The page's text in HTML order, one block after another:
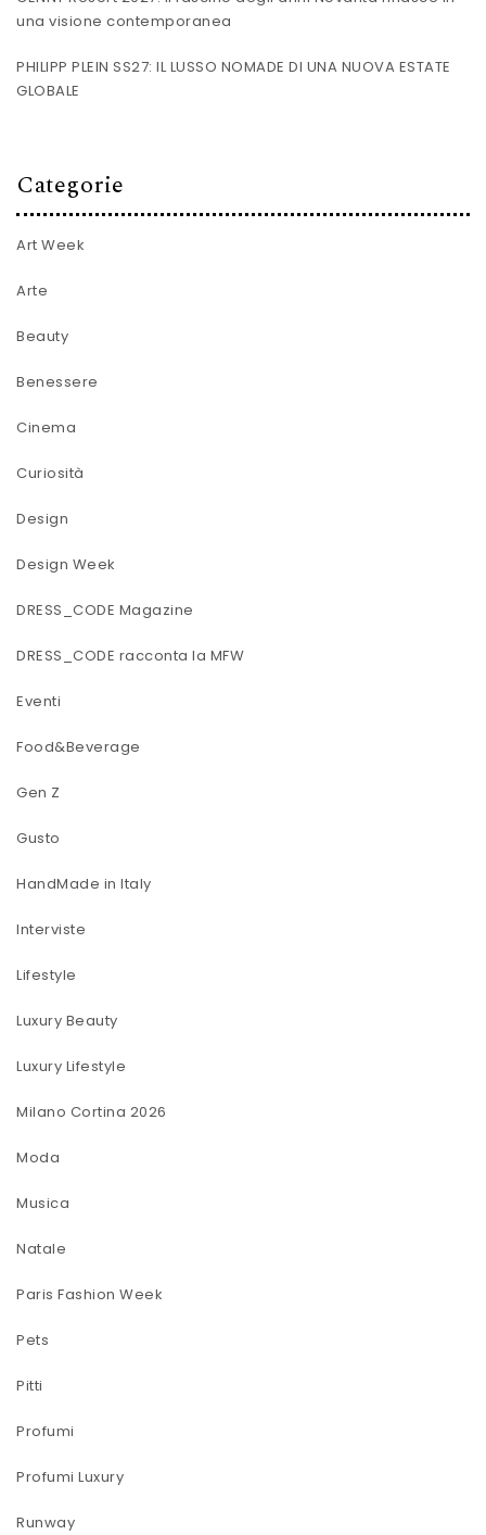
una visione contemporanea
PHILIPP PLEIN SS27: IL LUSSO NOMADE DI UNA NUOVA ESTATE
GLOBALE
Categorie
Art Week
Arte
Beauty
Benessere
Cinema
Curiosità
Design
Design Week
DRESS_CODE Magazine
DRESS_CODE racconta la MFW
Eventi
Food&Beverage
Gen Z
Gusto
HandMade in Italy
Interviste
Lifestyle
Luxury Beauty
Luxury Lifestyle
Milano Cortina 2026
Moda
Musica
Natale
Paris Fashion Week
Pets
Pitti
Profumi
Profumi Luxury
Runway